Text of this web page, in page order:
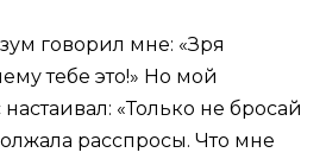
говорил мне: «Зря
тебе это!» Но мой
«Только не бросай
расспросы. Что мне